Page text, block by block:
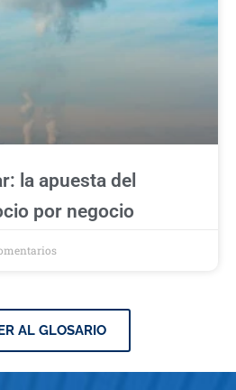
la apuesta del
por negocio
AL GLOSARIO